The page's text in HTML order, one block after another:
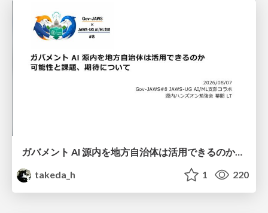
ガバメント AI 源内を地方自治体は活用できるのか 可能性と課題、期待について
takeda_h
1 220